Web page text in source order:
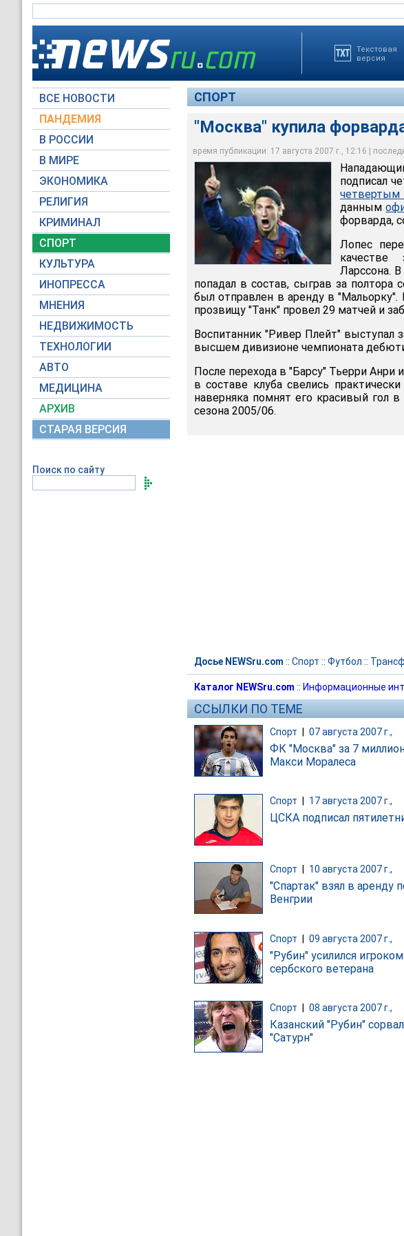
Текстовая
версия
ВСЕ НОВОСТИ
ПАНДЕМИЯ
В РОССИИ
В МИРЕ
ЭКОНОМИКА
РЕЛИГИЯ
КРИМИНАЛ
СПОРТ
КУЛЬТУРА
ИНОПРЕССА
МНЕНИЯ
НЕДВИЖИМОСТЬ
ТЕХНОЛОГИИ
АВТО
МЕДИЦИНА
АРХИВ
СТАРАЯ ВЕРСИЯ
Поиск по сайту
СПОРТ
"Москва" купила
время публикации: 17 августа 2007 г., 12:16 |
"Москва" купила форварда "Барселоны"
Reuters
подписал
четвертым
данным
форварда,
Лопес
качестве
Ларссона.
попадал в состав, сыграв за
был отправлен в аренду в
прозвищу "Танк" провел 29 матчей и
Воспитанник "Ривер Плейт" выступал
высшем дивизионе чемпионата
После перехода в "Барсу" Тьерри
в составе клуба свелись
наверняка помнят его красивый гол
сезона 2005/06.
Досье NEWSru.com :: Спорт :: Футбол ::
Каталог NEWSru.com :: Информационные
ССЫЛКИ ПО ТЕМЕ
Спорт 07 августа 2007 г.,
ФК "Москва" за 7
Макси Моралеса
Спорт 17 августа 2007 г.,
ЦСКА подписал
Спорт 10 августа 2007 г.,
"Спартак" взял в аренду
Венгрии
Спорт | 09 августа 2007 г.,
"Рубин" усилился
сербского ветерана
Спорт 08 августа 2007 г.,
Казанский "Рубин"
"Сатурн"